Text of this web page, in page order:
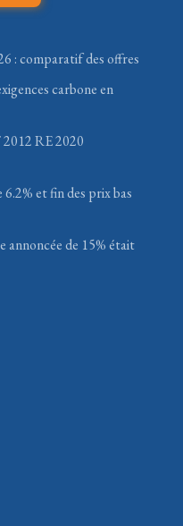
: comparatif des offres
carbone en
RE 2020
et fin des prix bas
annoncée de 15% était